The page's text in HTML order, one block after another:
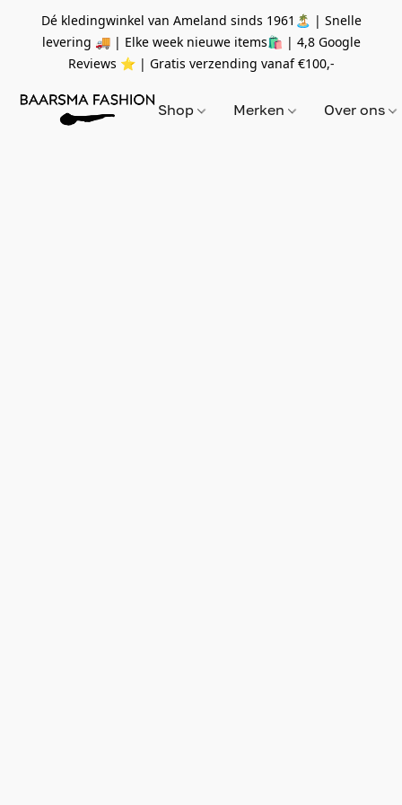
Dé kledingwinkel van Ameland sinds 1961🏝 | Snelle
levering 🚚 | Elke week nieuwe items🛍 | 4,8 Google
Reviews ⭐️ | Gratis verzending vanaf€100,-
Shop Merken Over ons